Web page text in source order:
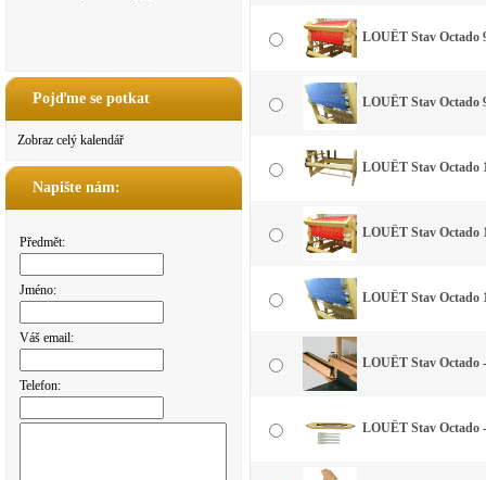
Pojďme se potkat
Zobraz celý kalendář
Napište nám:
Předmět:
Jméno:
Váš email:
Telefon:
LOUËT Stav Octado
LOUËT Stav Octado
LOUËT Stav Octado
LOUËT Stav Octado
LOUËT Stav Octado
LOUËT Stav Octado
LOUËT Stav Octado